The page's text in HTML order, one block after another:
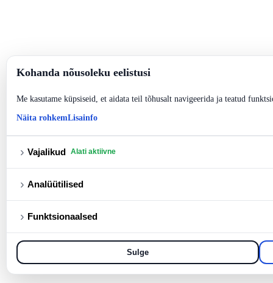
Kohanda nõusoleku eelistusi
Me kasutame küpsiseid, et aidata teil tõhusalt navigeerida ja teatud
Näita rohkemLisainfo
› Vajalikud Alati aktiivne
› Analüütilised
› Funktsionaalsed
Sulge